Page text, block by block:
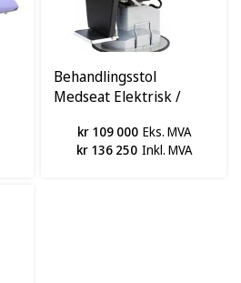
Behandlingsstol
Medseat Elektrisk /
kr 109 000 Eks. MVA
kr 136 250 Inkl. MVA